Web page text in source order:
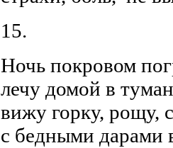
15.
Ночь покровом
лечу домой в
вижу горку, рощу,
с бедными дарами